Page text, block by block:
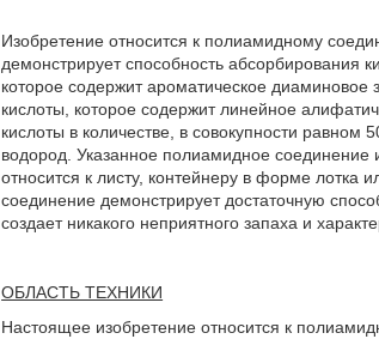
Изобретение относится к полиамидному
демонстрирует способность абсорбирования
которое содержит ароматическое
кислоты, которое содержит линейное
кислоты в количестве, в совокупности
водород. Указанное полиамидное соединение
относится к листу, контейнеру в форме
соединение демонстрирует достаточную
создает никакого неприятного запаха и
ОБЛАСТЬ ТЕХНИКИ
Настоящее изобретение относится к